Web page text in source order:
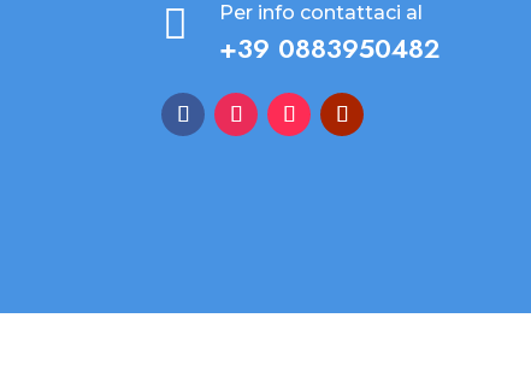
 Per info contattaci al
+39 0883950482